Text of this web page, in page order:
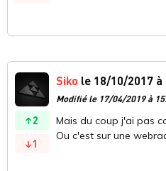
2
1
Siko le 18/10/2017 à
Modifié le 17/04/2019 à
Mais du coup j'ai pas
Ou c'est sur une